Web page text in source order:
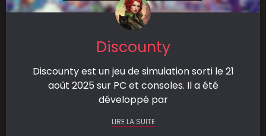
Discounty
Discounty est un jeu de simulation sorti le 21
août 2025 sur PC et consoles. Il a été
développé par
LIRE LA SUITE